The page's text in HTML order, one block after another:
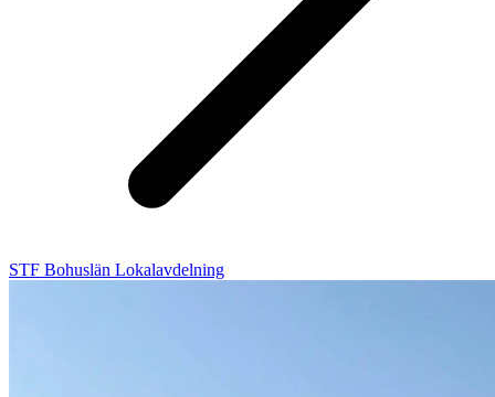
STF Bohuslän Lokalavdelning